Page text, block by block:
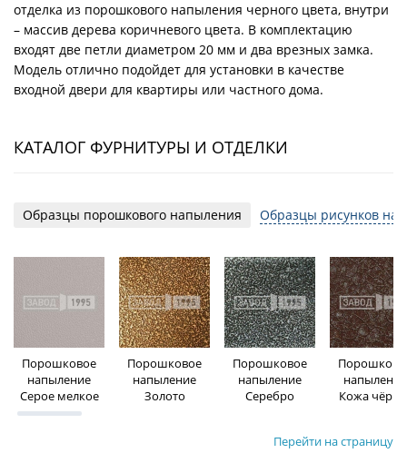
отделка из порошкового напыления черного цвета, внутри
– массив дерева коричневого цвета. В комплектацию
входят две петли диаметром 20 мм и два врезных замка.
Модель отлично подойдет для установки в качестве
входной двери для квартиры или частного дома.
КАТАЛОГ ФУРНИТУРЫ И ОТДЕЛКИ
Образцы порошкового напыления Образцы рисунков на
Порошковое
напыление
Серое мелкое
Порошковое
напыление
Золото
Порошковое
напыление
Серебро
напыление
Кожа
Перейти на страницу